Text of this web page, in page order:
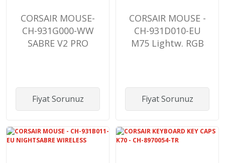
CORSAIR MOUSE-
CH-931G000-WW
SABRE V2 PRO
Fiyat Sorunuz
CORSAIR MOUSE -
CH-931D010-EU
M75 Lightw. RGB
Fiyat Sorunuz